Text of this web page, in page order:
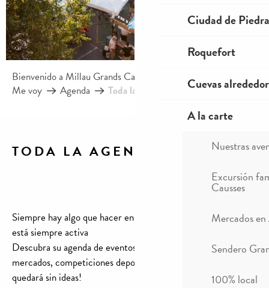
Ciudad de Piedra
Roquefort
Cuevas
A la carte
Nuestras
Excursión
Causses
Mercados
Sendero
100% local
Bienvenido a Millau Grands Causses – Gorges du Tarn
Me voy
Agenda Toda la agenda
TODA LA AGENDA
Ajouter aux
Siempre hay algo que hacer en Millau, su agenda de eventos
está siempre activa
Descubra su agenda de eventos, conciertos, exposiciones,
mercados, competiciones deportivas, visitas, etc…. ¡Nunca se
quedará sin ideas!